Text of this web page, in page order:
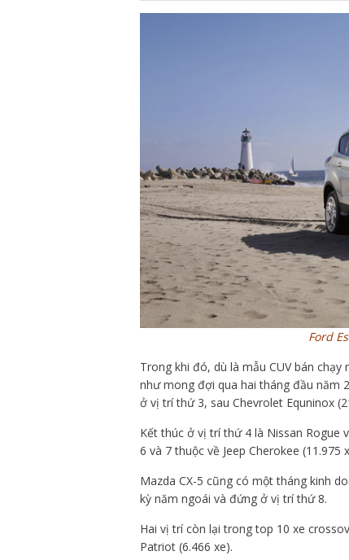
Ford
Trong khi đó, dù là mẫu CUV bán
như mong đợi qua hai tháng đầu năm
ở vị trí thứ 3, sau Chevrolet Equninox
Kết thúc ở vị trí thứ 4 là Nissan Rogue
6 và 7 thuộc về Jeep Cherokee (11.975
Mazda CX-5 cũng có một tháng kinh
kỳ năm ngoái và đứng ở vị trí thứ 8.
Hai vị trí còn lại trong top 10 xe
Patriot (6.466 xe).